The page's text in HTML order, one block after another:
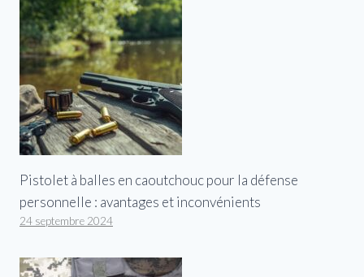
Pistolet à balles en caoutchouc pour la défense
personnelle : avantages et inconvénients
24 septembre 2024